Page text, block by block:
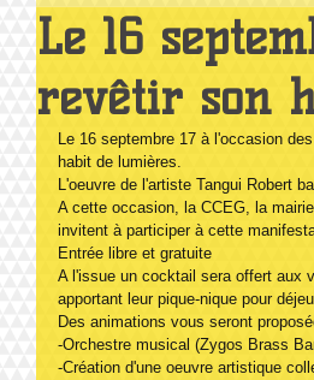
Le 16
revêtir son
Le 16 septembre 17 à l'occasion
habit de lumières.
L'oeuvre de l'artiste Tangui Robert
A cette occasion, la CCEG, la
invitent à participer à cette
Entrée libre et gratuite
A l'issue un cocktail sera offert aux
apportant leur pique-nique pour
Des animations vous seront
-Orchestre musical (Zygos Brass
-Création d'une oeuvre artistique